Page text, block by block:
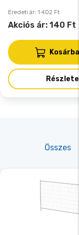
Eredeti ár: 1 402 Ft
Akciós ár: 140 Ft
Kosárba
Összes